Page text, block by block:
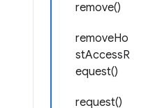
remove()
removeHo
stAccessR
equest()
request()